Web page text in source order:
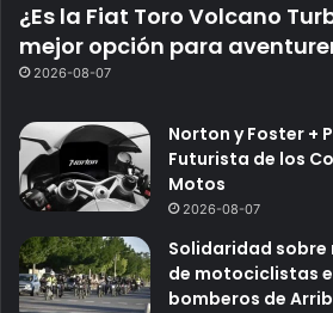
¿Es la Fiat Toro Volcano
mejor opción para
2026-08-07
Norton y Foster +
Futurista de los
Motos
2026-08-07
Solidaridad sobre
de motociclistas
bomberos de